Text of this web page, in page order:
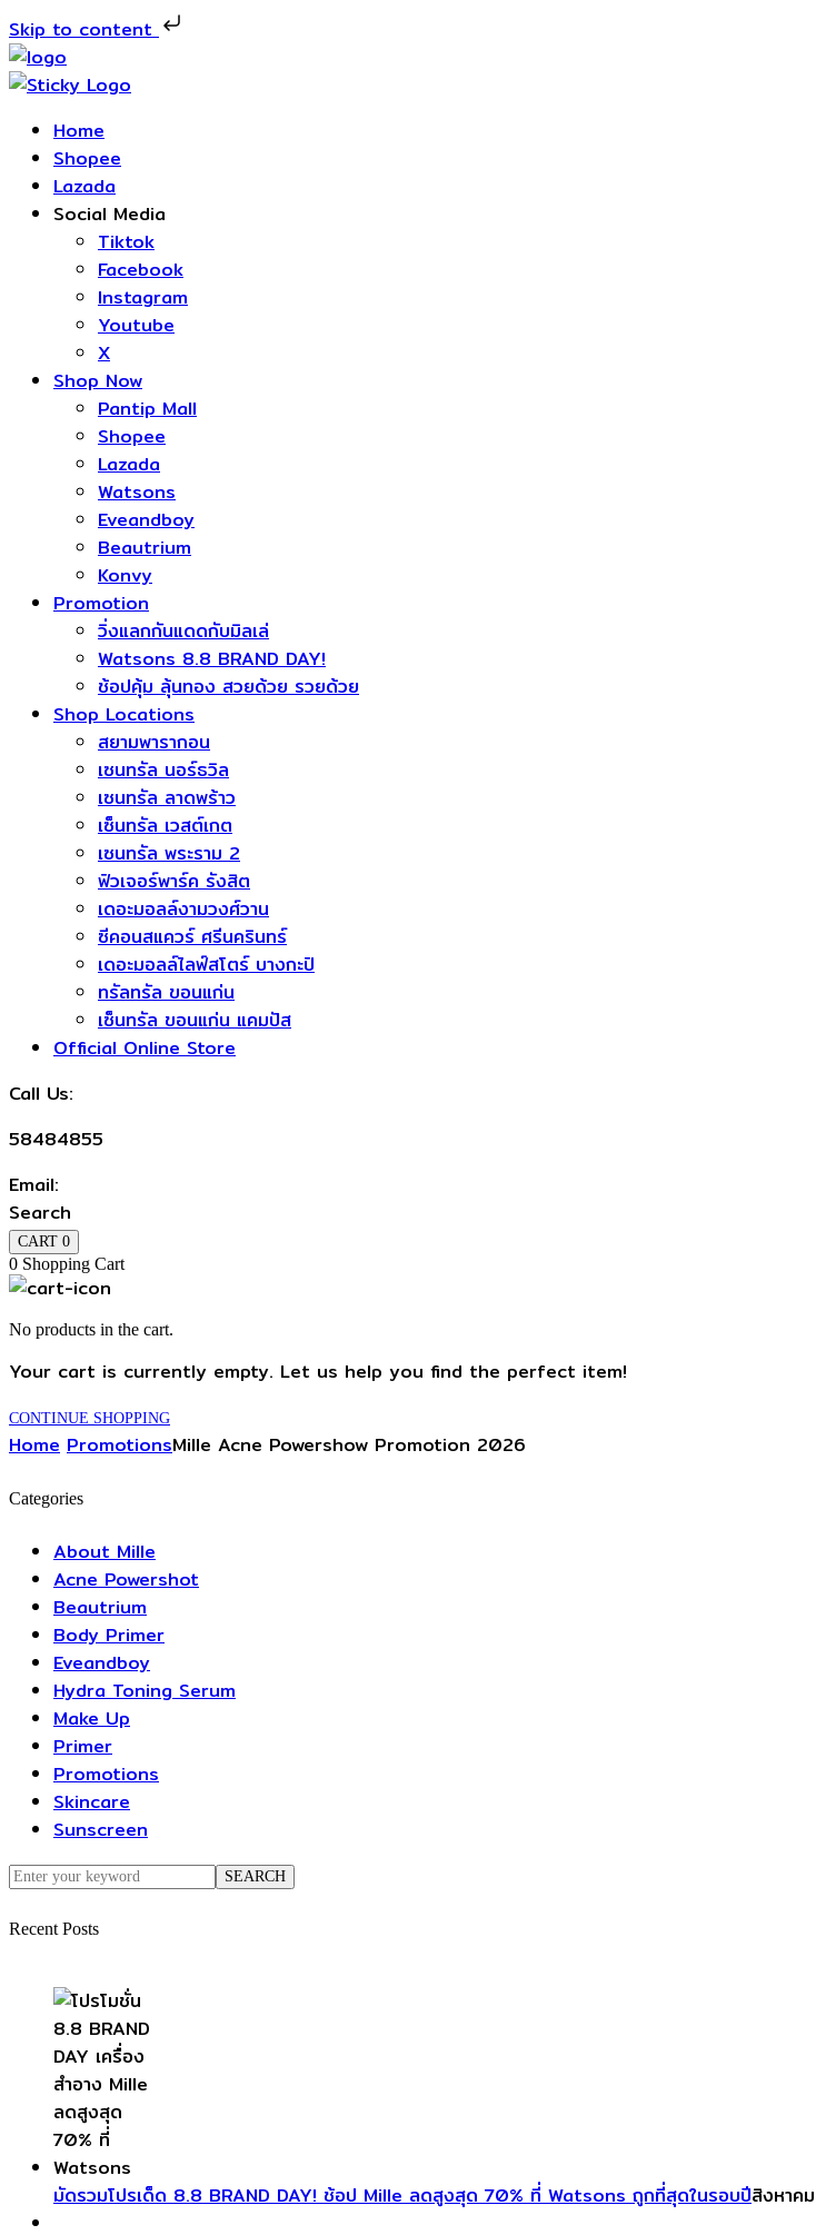
Skip to content
Skip
to
Home
Shopee
Lazada
Social Media
Tiktok
Facebook
Instagram
Youtube
X
Shop Now
Pantip Mall
Shopee
Lazada
Watsons
Eveandboy
Beautrium
Konvy
Promotion
วิ่งแลกกันแดดกับมิลเล่
Watsons 8.8 BRAND DAY!
ช้อปคุ้ม ลุ้นทอง สวยด้วย รวยด้วย
Shop Locations
สยามพารากอน
เซนทรัล นอร์ธวิล
เซนทรัล ลาดพร้าว
เซ็นทรัล เวสต์เกต
เซนทรัล พระราม 2
ฟิวเจอร์พาร์ค รังสิต
เดอะมอลล์งามวงศ์วาน
ซีคอนสแควร์​ ศรีนครินทร์
เดอะมอลล์ไลฟ์สโตร์ บางกะปิ
ทรัลทรัล ขอนแก่น
เซ็นทรัล ขอนแก่น แคมปัส
Official Online Store
Call Us:
58484855
Email:
Search
CART 0
0 Shopping Cart
No products in the cart.
Your cart is currently empty. Let us help you find the perfect item!
CONTINUE SHOPPING
Home PromotionsMille Acne Powershow Promotion 2026
Categories
About Mille
Acne Powershot
Beautrium
Body Primer
Eveandboy
Hydra Toning Serum
Make Up
Primer
Promotions
Skincare
Sunscreen
ค้นหา
SEARCH
Recent Posts
มัดรวมโปรเด็ด 8.8 BRAND DAY! ช้อป Mille ลดสูงสุด 70% ที่ Watsons ถูกที่สุดในรอบปีสิงหาค